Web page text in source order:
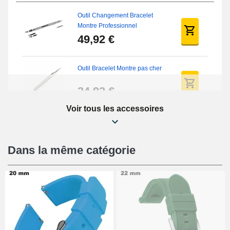
Outil Changement Bracelet
Montre Professionnel
49,92 €
Outil Bracelet Montre pas cher
34,92 €
Kit Réparation Montre Débutant
16,90 €
Pied à Coulisse Numérique
9,90 €
Pince à Poinçonner (pince trou)
Voir tous les accessoires
Dans la même catégorie